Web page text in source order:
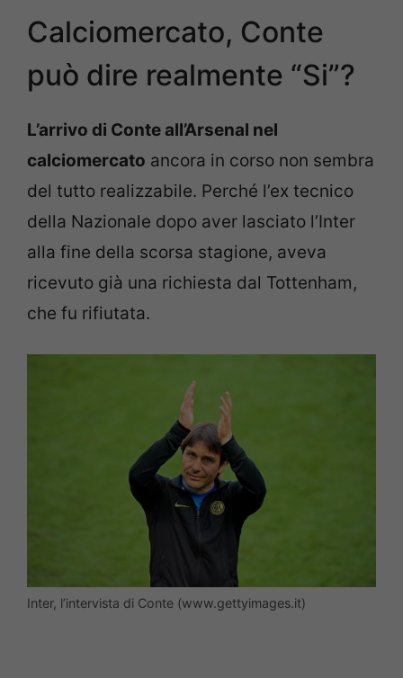
Calciomercato, Conte
può dire realmente “Si”?
L’arrivo di Conte all’Arsenal nel
calciomercato ancora in corso non sembra
del tutto realizzabile. Perché l’ex tecnico
della Nazionale dopo aver lasciato l’Inter
alla fine della scorsa stagione, aveva
ricevuto già una richiesta dal Tottenham,
che fu rifiutata.
Inter, l’intervista di Conte (www.gettyimages.it)